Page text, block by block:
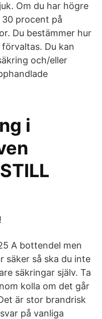
Om du har högre
procent på
Du bestämmer hur
Du kan
och/eller
i
A bottendel men
säker så ska du inte
säkringar själv. Ta
kolla om det går
är stor brandrisk
på vanliga